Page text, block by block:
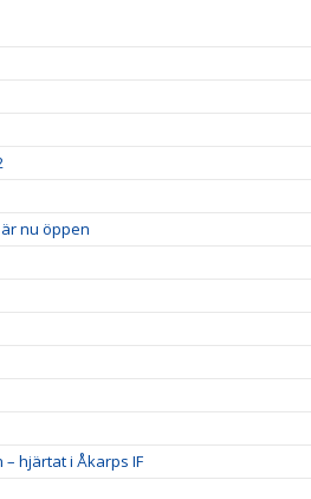
nu öppen
– hjärtat i Åkarps IF